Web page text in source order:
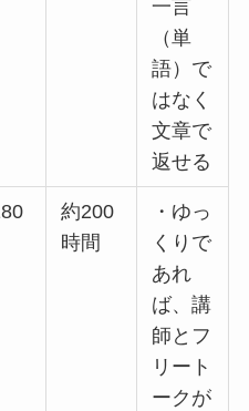
一言
（単
語）で
はなく
文章で
返せる
約200
時間
・ゆっ
くりで
あれ
ば、講
師とフ
リート
ークが